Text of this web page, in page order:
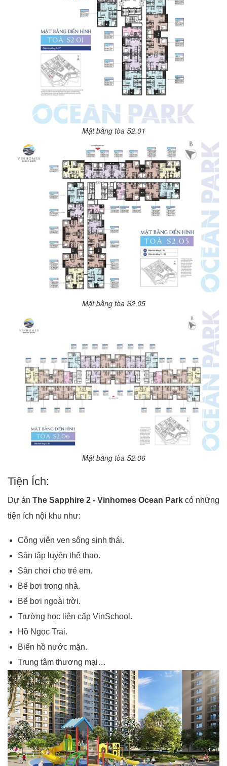
Mặt bằng tòa S2.01
Mặt bằng tòa S2.05
Mặt bằng tòa S2.06
Tiện Ích:
Dự án The Sapphire 2 - Vinhomes Ocean Park có những
tiện ích nội khu như:
Công viên ven sông sinh thái.
Sân tập luyện thể thao.
Sân chơi cho trẻ em.
Bể bơi trong nhà.
Bể bơi ngoài trời.
Trường học liên cấp VinSchool.
Hồ Ngọc Trai.
Biển hồ nước mặn.
Trung tâm thương mại…